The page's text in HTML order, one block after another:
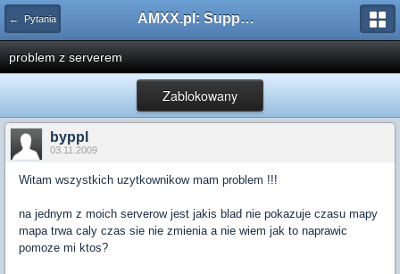
← Pytania AMXX.pl: Support AMX Mod X i SourceMod
problem z serverem
Zablokowany
byppl
03.11.2009
Witam wszystkich uzytkownikow mam problem !!!
na jednym z moich serverow jest jakis blad nie pokazuje czasu mapy
mapa trwa caly czas sie nie zmienia a nie wiem jak to naprawic
pomoze mi ktos?